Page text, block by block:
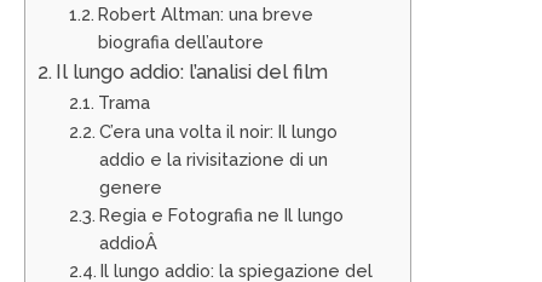
Robert Altman: una breve
biografia dell’autore
Il lungo addio: l’analisi del film
Trama
C’era una volta il noir: Il lungo
addio e la rivisitazione di un
genere
Regia e Fotografia ne Il lungo
addioÂ
Il lungo addio: la spiegazione del